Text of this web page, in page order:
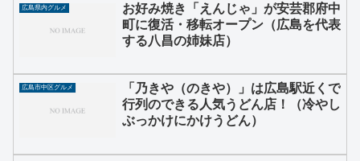
広島県内グルメ
お好み焼き「えんじゃ」が安芸郡府中
町に復活・移転オープン（広島を代表
する八昌の姉妹店）
広島市中区グルメ
「乃きや（のきや）」は広島駅近くで
行列のできる人気うどん店！（冷やし
ぶっかけにかけうどん）